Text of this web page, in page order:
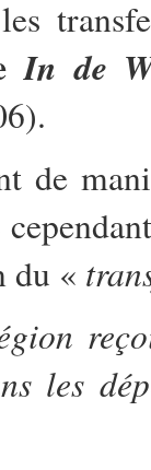
In de
de
du «
les